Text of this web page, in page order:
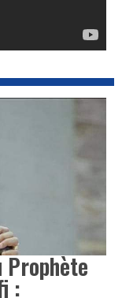
Prophète
: